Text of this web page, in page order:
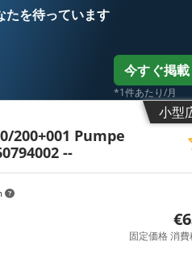
たを待っています
今すぐ掲載
*1件あたり/月
小型
200+001 Pumpe
--
固定価格 消費